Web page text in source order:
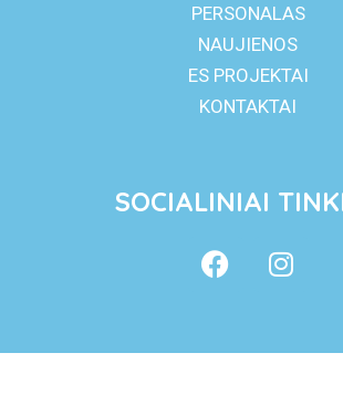
PERSONALAS
NAUJIENOS
ES PROJEKTAI
KONTAKTAI
SOCIALINIAI